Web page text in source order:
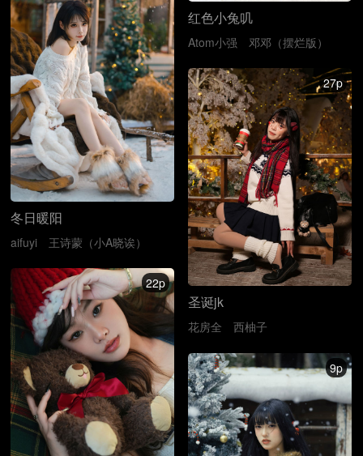
红色小兔叽
Atom小强 邓邓（摆烂版）
冬日暖阳
aifuyi 王诗蒙（小A晓诶）
27p
圣诞jk
花房全 西柚子
22p
9p